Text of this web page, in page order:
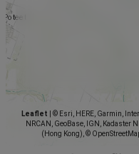
Leaflet
© Esri, HERE, Garmin,
NRCAN, GeoBase, IGN, Kadaster
(Hong Kong), ©